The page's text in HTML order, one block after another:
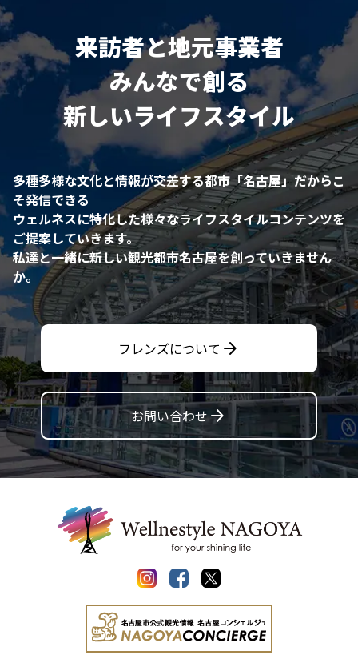
来訪者と地元事業者
みんなで創る
新しいライフスタイル
多種多様な文化と情報が交差する都市「名古屋」だからこ
そ発信できる
ウェルネスに特化した様々なライフスタイルコンテンツを
ご提案していきます。
私達と一緒に新しい観光都市名古屋を創っていきません
か。
フレンズについて arrow_forward
お問い合わせarrow_forward